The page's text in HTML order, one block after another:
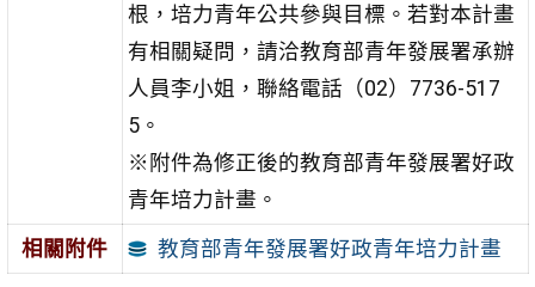
根，培力青年公共參與目標。若對本計畫
有相關疑問，請洽教育部青年發展署承辦
人員李小姐，聯絡電話（02）7736-517
5。
※附件為修正後的教育部青年發展署好政
青年培力計畫。
相關附件 教育部青年發展署好政青年培力計畫